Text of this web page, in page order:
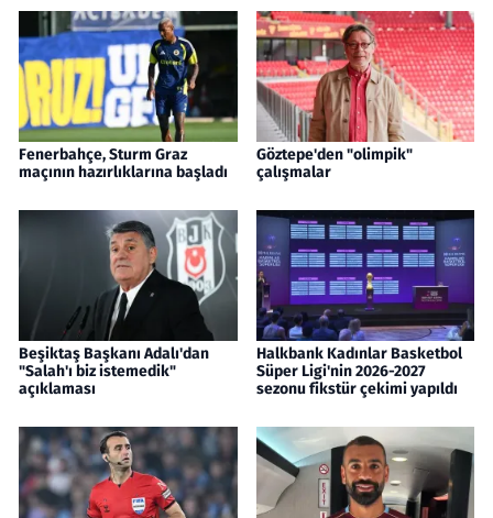
Fenerbahçe, Sturm Graz
maçının hazırlıklarına başladı
Göztepe'den "olimpik"
çalışmalar
Beşiktaş Başkanı Adalı'dan
"Salah'ı biz istemedik"
açıklaması
Halkbank Kadınlar Basketbol
Süper Ligi'nin 2026-2027
sezonu fikstür çekimi yapıldı